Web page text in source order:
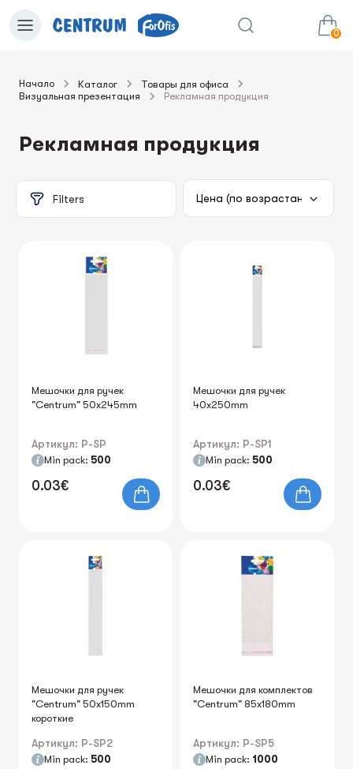
0
в корзину Сумма:
Начало Каталог
Товары для офиса
Визуальная презентация
Рекламная продукция
Рекламная продукция
Filters
Мешочки для ручек
"Centrum" 50x245mm
Артикул: P-SP
Min pack: 500
0.03€
Мешочки для ручек
40x250mm
Артикул: P-SP1
Min pack: 500
0.03€
Мешочки для ручек
"Centrum" 50x150mm
короткие
Артикул: P-SP2
Min pack: 500
Мешочки для комплектов
"Centrum" 85x180mm
Артикул: P-SP5
Min pack: 1000